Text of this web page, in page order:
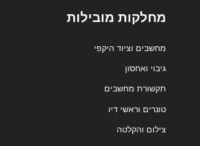
מחלקות מובילות
מחשבים וציוד היקפי
גיבוי ואחסון
תקשורת מחשבים
טונרים וראשי דיו
צילום והקלטה